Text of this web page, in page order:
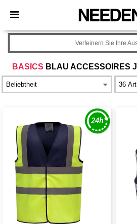
× Needen App
Bessere Preise in der App!
BASICS BLAU ACCESSOIRES
Verfeinern Sie Ihre